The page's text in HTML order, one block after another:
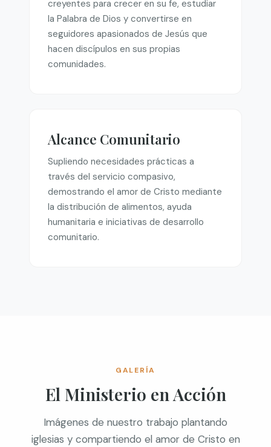
creyentes para crecer en su fe, estudiar
la Palabra de Dios y convertirse en
seguidores apasionados de Jesús que
hacen discípulos en sus propias
comunidades.
Alcance Comunitario
Supliendo necesidades prácticas a
través del servicio compasivo,
demostrando el amor de Cristo mediante
la distribución de alimentos, ayuda
humanitaria e iniciativas de desarrollo
comunitario.
GALERÍA
El Ministerio en Acción
Imágenes de nuestro trabajo plantando
iglesias y compartiendo el amor de Cristo en